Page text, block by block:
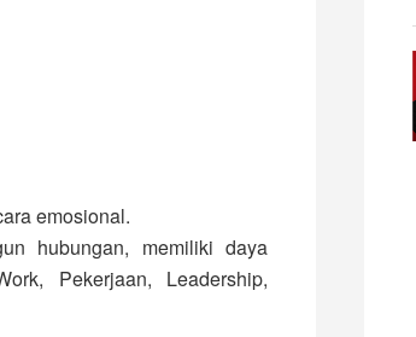
emosional.
hubungan, memiliki daya
Pekerjaan, Leadership,